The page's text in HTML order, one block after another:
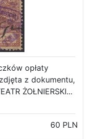
opłaty
z dokumentu,
ŻOŁNIERSKI...
60 PLN